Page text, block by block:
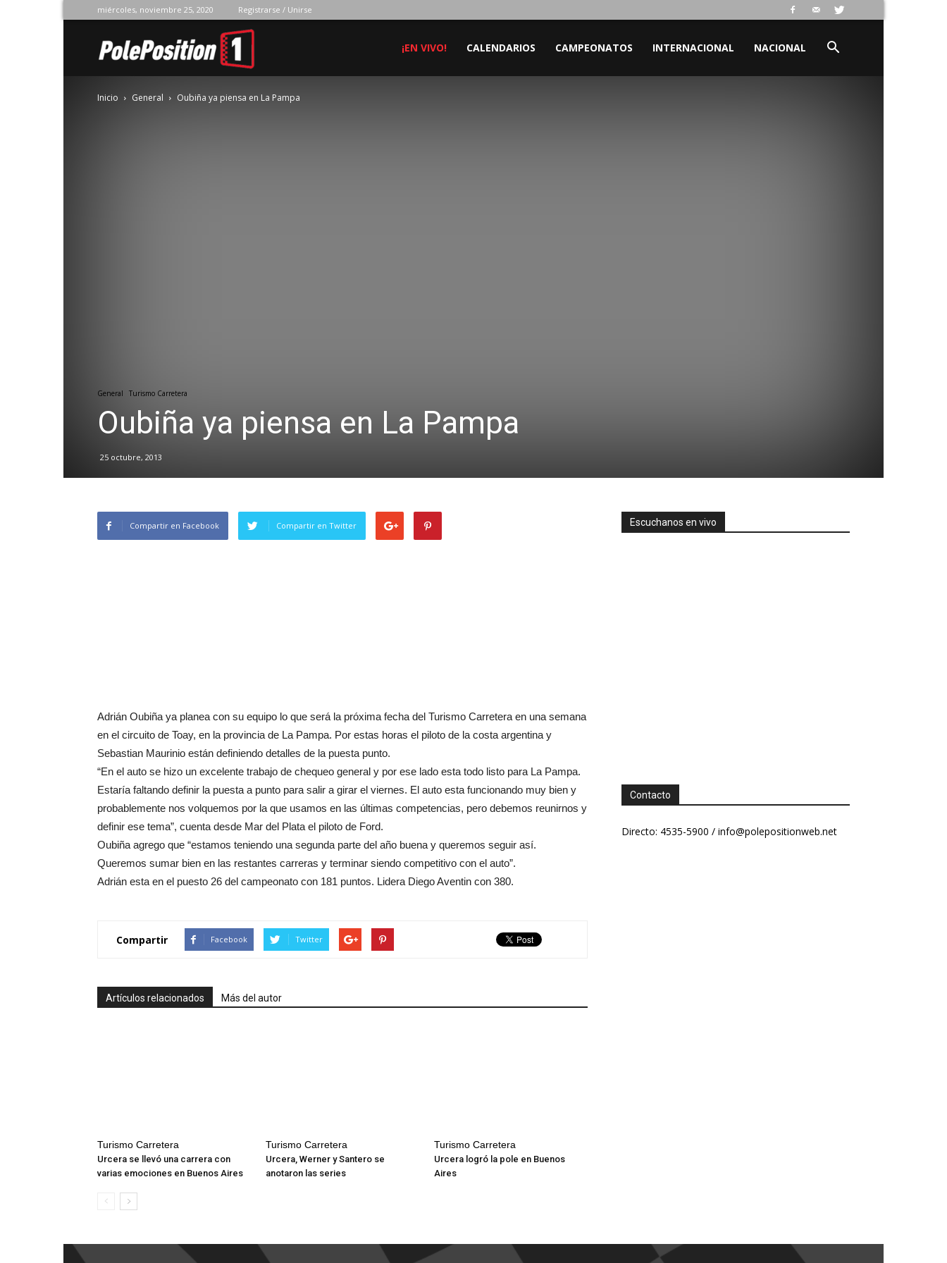
miércoles, noviembre 25, 2020 Registrarse / Unirse
Position
¡EN VIVO! CALENDARIOS CAMPEONATOS INTERNACIONAL NACIONAL
Inicio General Oubiña ya piensa en La Pampa
General Turismo Carretera
Oubiña ya piensa en La Pampa
25 octubre, 2013
Compartir en Facebook Compartir en Twitter
Adrián Oubiña ya planea con su equipo lo que será la próxima fecha del Turismo Carretera en una semana
en el circuito de Toay, en la provincia de La Pampa. Por estas horas el piloto de la costa argentina y
Sebastian Maurinio están definiendo detalles de la puesta punto.
“En el auto se hizo un excelente trabajo de chequeo general y por ese lado esta todo listo para La Pampa.
Estaría faltando definir la puesta a punto para salir a girar el viernes. El auto esta funcionando muy bien y
probablemente nos volquemos por la que usamos en las últimas competencias, pero debemos reunirnos y
definir ese tema”, cuenta desde Mar del Plata el piloto de Ford.
Oubiña agrego que “estamos teniendo una segunda parte del año buena y queremos seguir así.
Queremos sumar bien en las restantes carreras y terminar siendo competitivo con el auto”.
Adrián esta en el puesto 26 del campeonato con 181 puntos. Lidera Diego Aventin con 380.
Compartir Facebook Twitter
Artículos relacionados Más del autor
Turismo Carretera
Urcera se llevó una carrera con
varias emociones en Buenos Aires
Turismo Carretera
Urcera, Werner y Santero se
anotaron las series
Turismo Carretera
Urcera logró la pole en Buenos
Aires
Escuchanos en vivo
Contacto
Directo: 4535-5900 / info@polepositionweb.net